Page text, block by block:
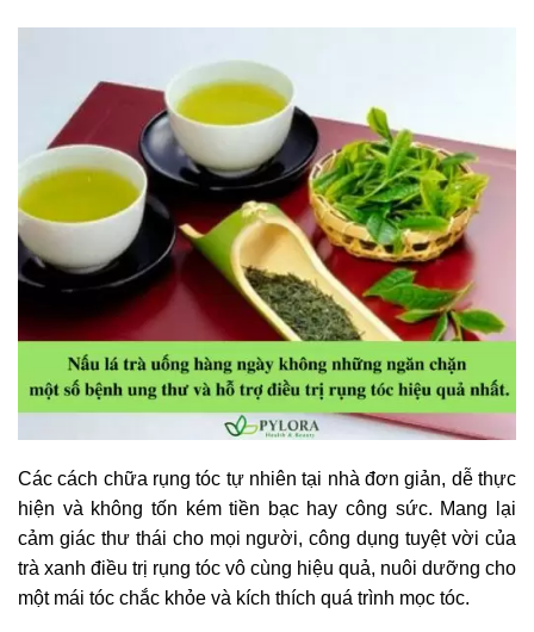
Các cách chữa rụng tóc tự nhiên tại nhà đơn giản, dễ thực
hiện và không tốn kém tiền bạc hay công sức. Mang lại
cảm giác thư thái cho mọi người, công dụng tuyệt vời của
trà xanh điều trị rụng tóc vô cùng hiệu quả, nuôi dưỡng cho
một mái tóc chắc khỏe và kích thích quá trình mọc tóc.